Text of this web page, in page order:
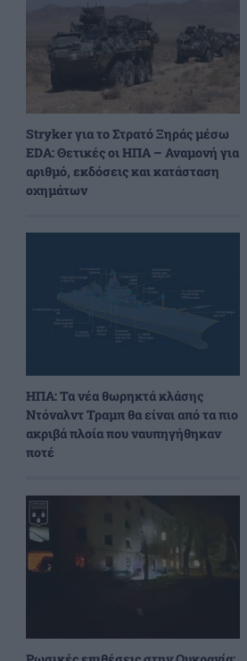
Stryker για το Στρατό Ξηράς μέσω
EDA: Θετικές οι ΗΠΑ – Αναμονή για
αριθμό, εκδόσεις και κατάσταση
οχημάτων
ΗΠΑ: Τα νέα θωρηκτά κλάσης
Ντόναλντ Τραμπ θα είναι από τα πιο
ακριβά πλοία που ναυπηγήθηκαν
ποτέ